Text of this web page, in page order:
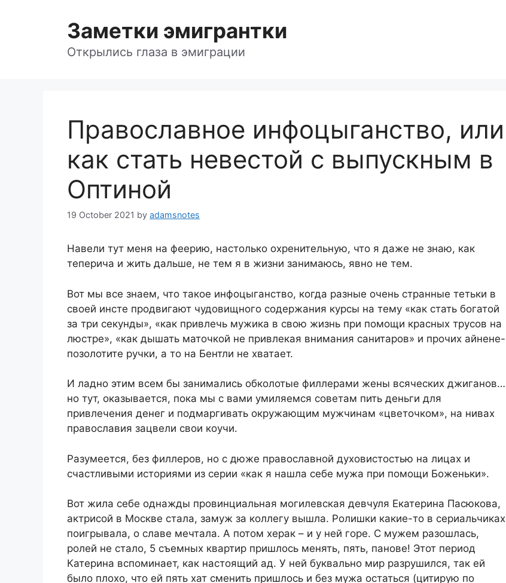
Заметки эмигрантки
Открылись глаза в эмиграции
Православное инфоцыганство, или
как стать невестой с выпускным в
Оптиной
19 October 2021 by adamsnotes
Навели тут меня на феерию, настолько охренительную, что я даже не знаю, как
теперича и жить дальше, не тем я в жизни занимаюсь, явно не тем.
Вот мы все знаем, что такое инфоцыганство, когда разные очень странные тетьки в
своей инсте продвигают чудовищного содержания курсы на тему «как стать богатой
за три секунды», «как привлечь мужика в свою жизнь при помощи красных трусов на
люстре», «как дышать маточкой не привлекая внимания санитаров» и прочих айнене-
позолотите ручки, а то на Бентли не хватает.
И ладно этим всем бы занимались обколотые филлерами жены всяческих джиганов…
но тут, оказывается, пока мы с вами умиляемся советам пить деньги для
привлечения денег и подмаргивать окружающим мужчинам «цветочком», на нивах
православия зацвели свои коучи.
Разумеется, без филлеров, но с дюже православной духовистостью на лицах и
счастливыми историями из серии «как я нашла себе мужа при помощи Боженьки».
Вот жила себе однажды провинциальная могилевская девчуля Екатерина Пасюкова,
актрисой в Москве стала, замуж за коллегу вышла. Ролишки какие-то в сериальчиках
поигрывала, о славе мечтала. А потом херак – и у ней горе. С мужем разошлась,
ролей не стало, 5 съемных квартир пришлось менять, пять, панове! Этот период
Катерина вспоминает, как настоящий ад. У ней буквально мир разрушился, так ей
было плохо, что ей пять хат сменить пришлось и без мужа остаться (цитирую по